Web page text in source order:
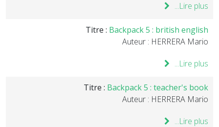
Lire plus...
Titre : Backpack 5 : british english
Auteur : HERRERA Mario
Lire plus...
Titre : Backpack 5 : teacher's book
Auteur : HERRERA Mario
Lire plus...